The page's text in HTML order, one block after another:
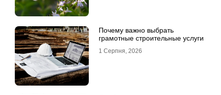
Почему важно выбрать
грамотные строительные услуги
1 Серпня, 2026